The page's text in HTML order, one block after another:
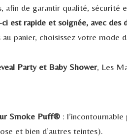
afin de garantir qualité, sécurité
est rapide et soignée, avec des
panier, choisissez votre
Party et Baby Shower, Les
Smoke Puff® :
et bien d’autres teintes).